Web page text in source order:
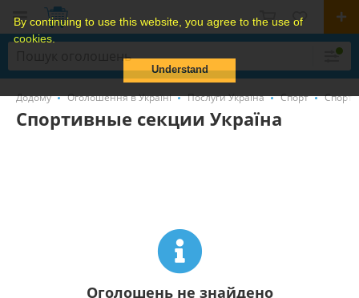
By continuing to use this website, you agree to the use of
cookies.
Understand
Додому Оголошення в Україні Послуги Україна Спорт
Спортивные секции Україна
Оголошень не знайдено